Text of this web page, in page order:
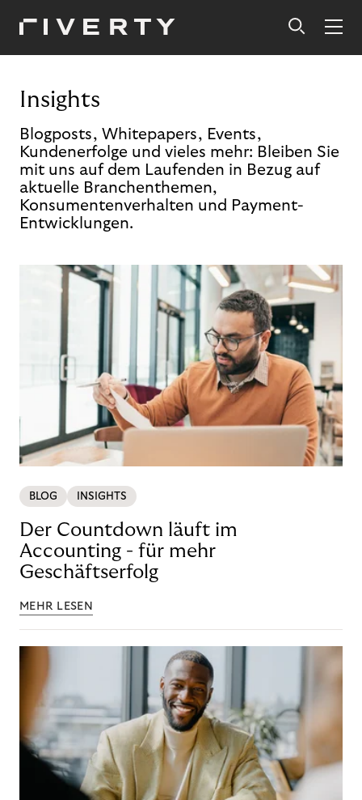
Insights
Blogposts, Whitepapers, Events,
Kundenerfolge und vieles mehr: Bleiben Sie
mit uns auf dem Laufenden in Bezug auf
aktuelle Branchenthemen,
Konsumentenverhalten und Payment-
Entwicklungen.
BLOG INSIGHTS
Der Countdown läuft im
Accounting - für mehr
Geschäftserfolg
MEHR LESEN